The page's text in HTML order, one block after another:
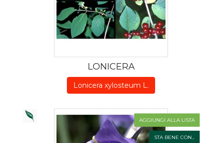
LONICERA
Lonicera xylosteum L.
AGGIUNGI ALLA LISTA
STA BENE CON...